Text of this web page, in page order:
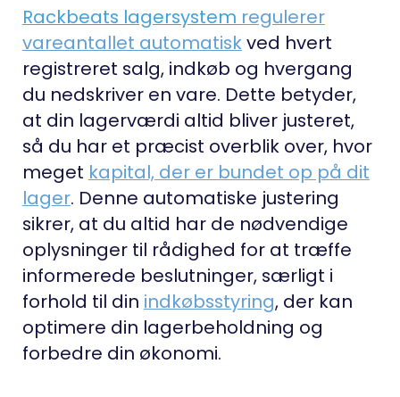
Rackbeats lagersystem regulerer
vareantallet automatiskved hvert
registreret salg, indkøb og hvergang
du nedskriver en vare. Dette betyder,
at din lagerværdi altid bliver justeret,
så du har et præcist overblik over, hvor
meget kapital, der er bundet op på dit
lager. Denne automatiske justering
sikrer, at du altid har de nødvendige
oplysninger til rådighed for at træffe
informerede beslutninger, særligt i
forhold til din indkøbsstyring, der kan
optimere din lagerbeholdning og
forbedre din økonomi.